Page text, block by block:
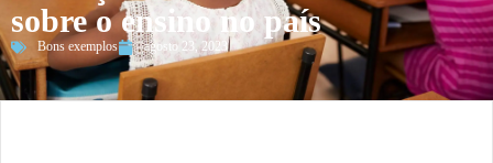
sobre o ensino no país
Bons exemplos agosto 23, 2023